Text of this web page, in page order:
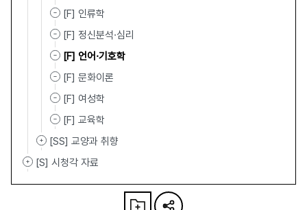
[F] 인류학
[F] 정신분석·심리
[F] 언어·기호학
[F] 문화이론
[F] 여성학
[F] 교육학
[SS] 교양과 취향
[S] 시청각 자료